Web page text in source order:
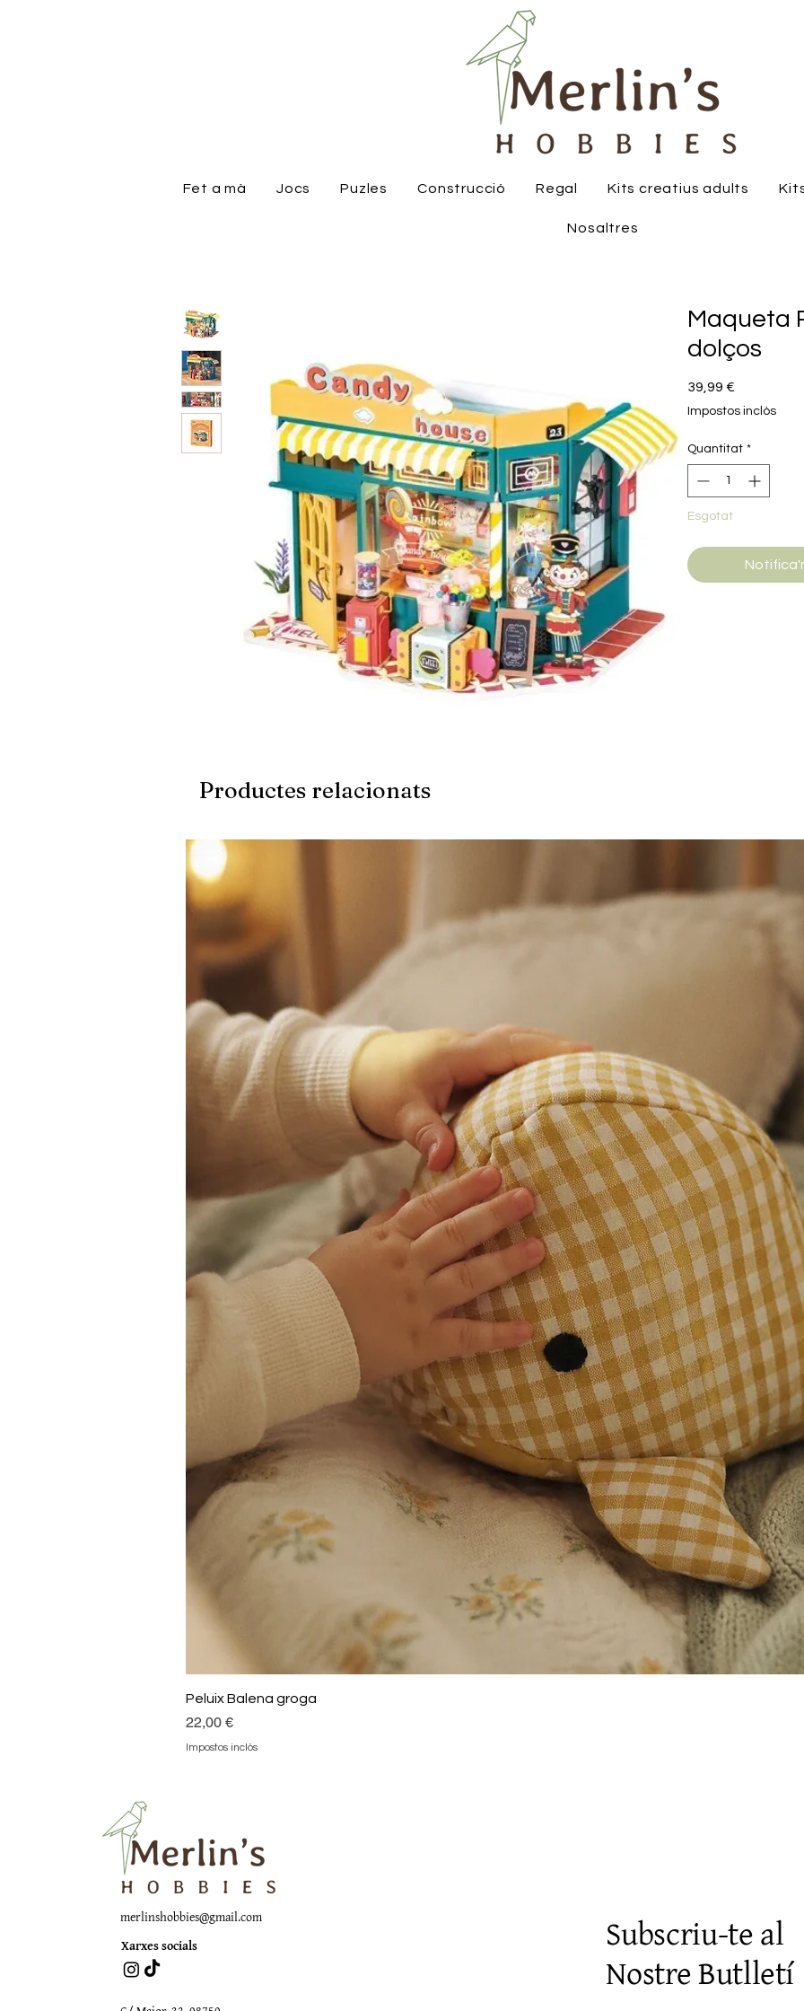
Fet a mà Jocs Puzles Construcció Regal Kits creatius adults
Nosaltres
Maqueta
dolços
39,99 €
Impostos inclòs
Quantitat *
Esgotat
Productes relacionats
Peluix Balena groga
Preu
22,00 €
Impostos inclòs
merlinshobbies@gmail.com
Xarxes socials
Subscriu-te al
Nostre Butlletí